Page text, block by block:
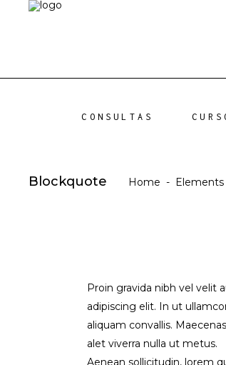
CONSULTAS
Blockquote Home - Elements
Proin gravida nibh vel velit
adipiscing elit. In ut
aliquam convallis.
alet viverra nulla ut metus.
Aenean sollicitudin, lorem